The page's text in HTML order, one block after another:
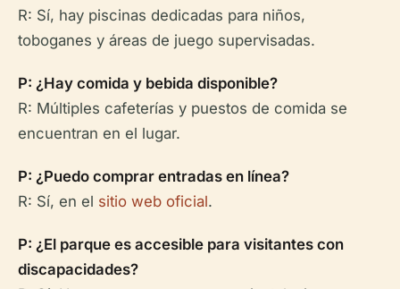
R: Sí, hay piscinas dedicadas para niños,
toboganes y áreas de juego supervisadas.
P: ¿Hay comida y bebida disponible?
R: Múltiples cafeterías y puestos de comida se
encuentran en el lugar.
P: ¿Puedo comprar entradas en línea?
R: Sí, en el sitio web oficial.
P: ¿El parque es accesible para visitantes con
discapacidades?